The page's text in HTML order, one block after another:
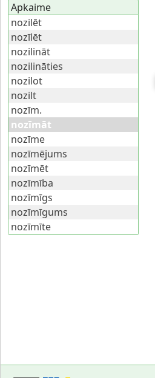
Apkaime
nozilēt
nozīlēt
nozilināt
nozilināties
nozilot
nozilt
nozīm.
nozīmāt
nozīme
nozīmējums
nozīmēt
nozīmība
nozīmīgs
nozīmīgums
nozīmīte